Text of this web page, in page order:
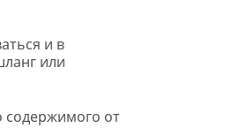
и в
или
содержимого от